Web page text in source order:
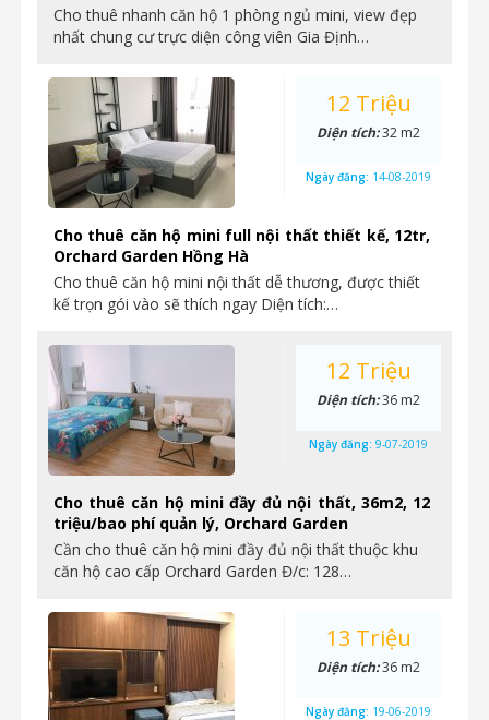
Cho thuê nhanh căn hộ 1 phòng ngủ mini, view đẹp
nhất chung cư trực diện công viên Gia Định…
Cho thuê căn hộ mini full nội thất thiết kế, 12tr,
Orchard Garden Hồng Hà
Cho thuê căn hộ mini nội thất dễ thương, được thiết
kế trọn gói vào sẽ thích ngay Diện tích:…
12 Triệu
Diện tích:32 m2
Ngày đăng: 14-08-2019
Cho thuê căn hộ mini đầy đủ nội thất, 36m2, 12
triệu/bao phí quản lý, Orchard Garden
Cần cho thuê căn hộ mini đầy đủ nội thất thuộc khu
căn hộ cao cấp Orchard Garden Đ/c: 128…
12 Triệu
Diện tích:36 m2
Ngày đăng: 9-07-2019
13 Triệu
Diện tích:36 m2
Ngày đăng: 19-06-2019